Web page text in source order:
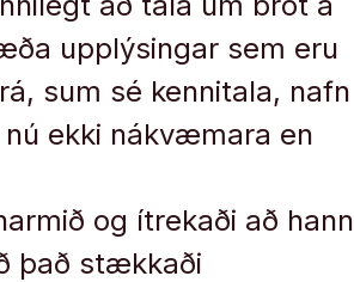
upplýsingar sem eru
sum sé kennitala, nafn
ekki nákvæmara en
og ítrekaði að hann
það stækkaði